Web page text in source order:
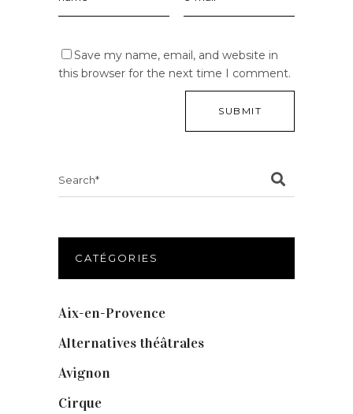
Save my name, email, and website in
this browser for the next time I comment.
CATÉGORIES
Aix-en-Provence
Alternatives théâtrales
Avignon
Cirque